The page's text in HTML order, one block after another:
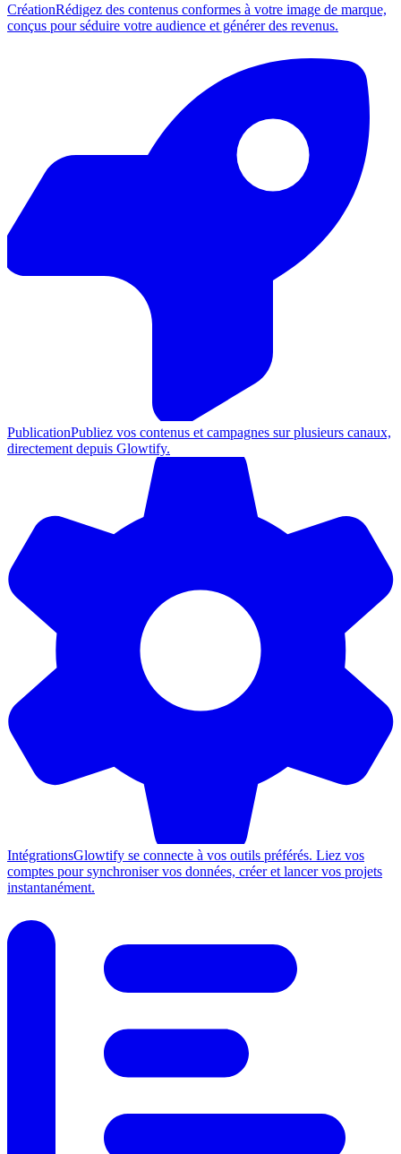
CréationRédigez des contenus conformes à votre image de marque,
conçus pour séduire votre audience et générer des revenus.
PublicationPubliez vos contenus et campagnes sur plusieurs canaux,
directement depuis Glowtify.
IntégrationsGlowtify se connecte à vos outils préférés. Liez vos
comptes pour synchroniser vos données, créer et lancer vos projets
instantanément.